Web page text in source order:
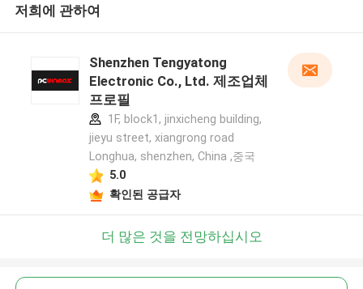
저희에 관하여
Shenzhen Tengyatong
Electronic Co., Ltd. 제조업체
프로필
1F, block1, jinxicheng building,
jieyu street, xiangrong road
Longhua, shenzhen, China ,중국
5.0
확인된 공급자
더 많은 것을 전망하십시오